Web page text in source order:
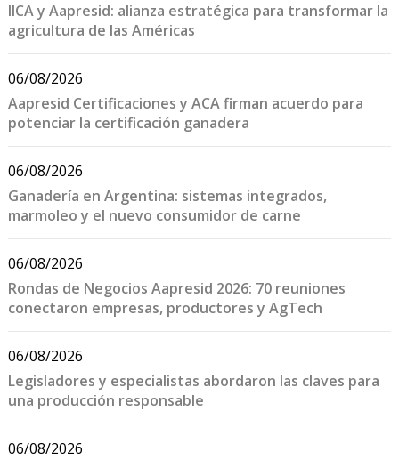
IICA y Aapresid: alianza estratégica para transformar la
agricultura de las Américas
06/08/2026
Aapresid Certificaciones y ACA firman acuerdo para
potenciar la certificación ganadera
06/08/2026
Ganadería en Argentina: sistemas integrados,
marmoleo y el nuevo consumidor de carne
06/08/2026
Rondas de Negocios Aapresid 2026: 70 reuniones
conectaron empresas, productores y AgTech
06/08/2026
Legisladores y especialistas abordaron las claves para
una producción responsable
06/08/2026